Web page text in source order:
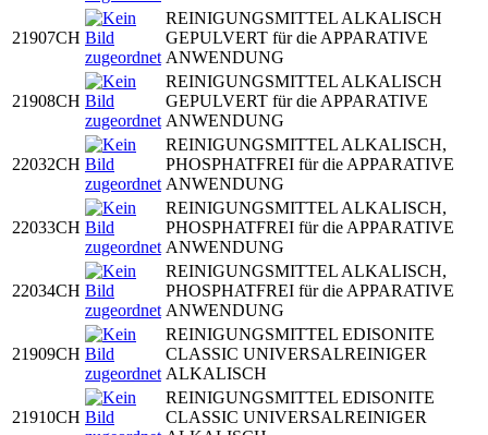
21907CH
REINIGUNGSMITTEL ALKALISCH
GEPULVERT für die APPARATIVE
ANWENDUNG
21908CH
REINIGUNGSMITTEL ALKALISCH
GEPULVERT für die APPARATIVE
ANWENDUNG
22032CH
REINIGUNGSMITTEL ALKALISCH,
PHOSPHATFREI für die APPARATIVE
ANWENDUNG
22033CH
REINIGUNGSMITTEL ALKALISCH,
PHOSPHATFREI für die APPARATIVE
ANWENDUNG
22034CH
REINIGUNGSMITTEL ALKALISCH,
PHOSPHATFREI für die APPARATIVE
ANWENDUNG
21909CH
REINIGUNGSMITTEL EDISONITE
CLASSIC UNIVERSALREINIGER
ALKALISCH
21910CH
REINIGUNGSMITTEL EDISONITE
CLASSIC UNIVERSALREINIGER